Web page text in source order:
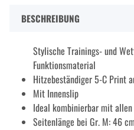
BESCHREIBUNG
Stylische Trainings- und
Funktionsmaterial
Hitzebeständiger 5-C Print
Mit Innenslip
Ideal kombinierbar mit
Seitenlänge bei Gr. M: 46 cm